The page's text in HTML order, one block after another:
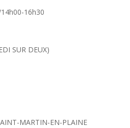
16h30
SUR DEUX)
MARTIN-EN-PLAINE